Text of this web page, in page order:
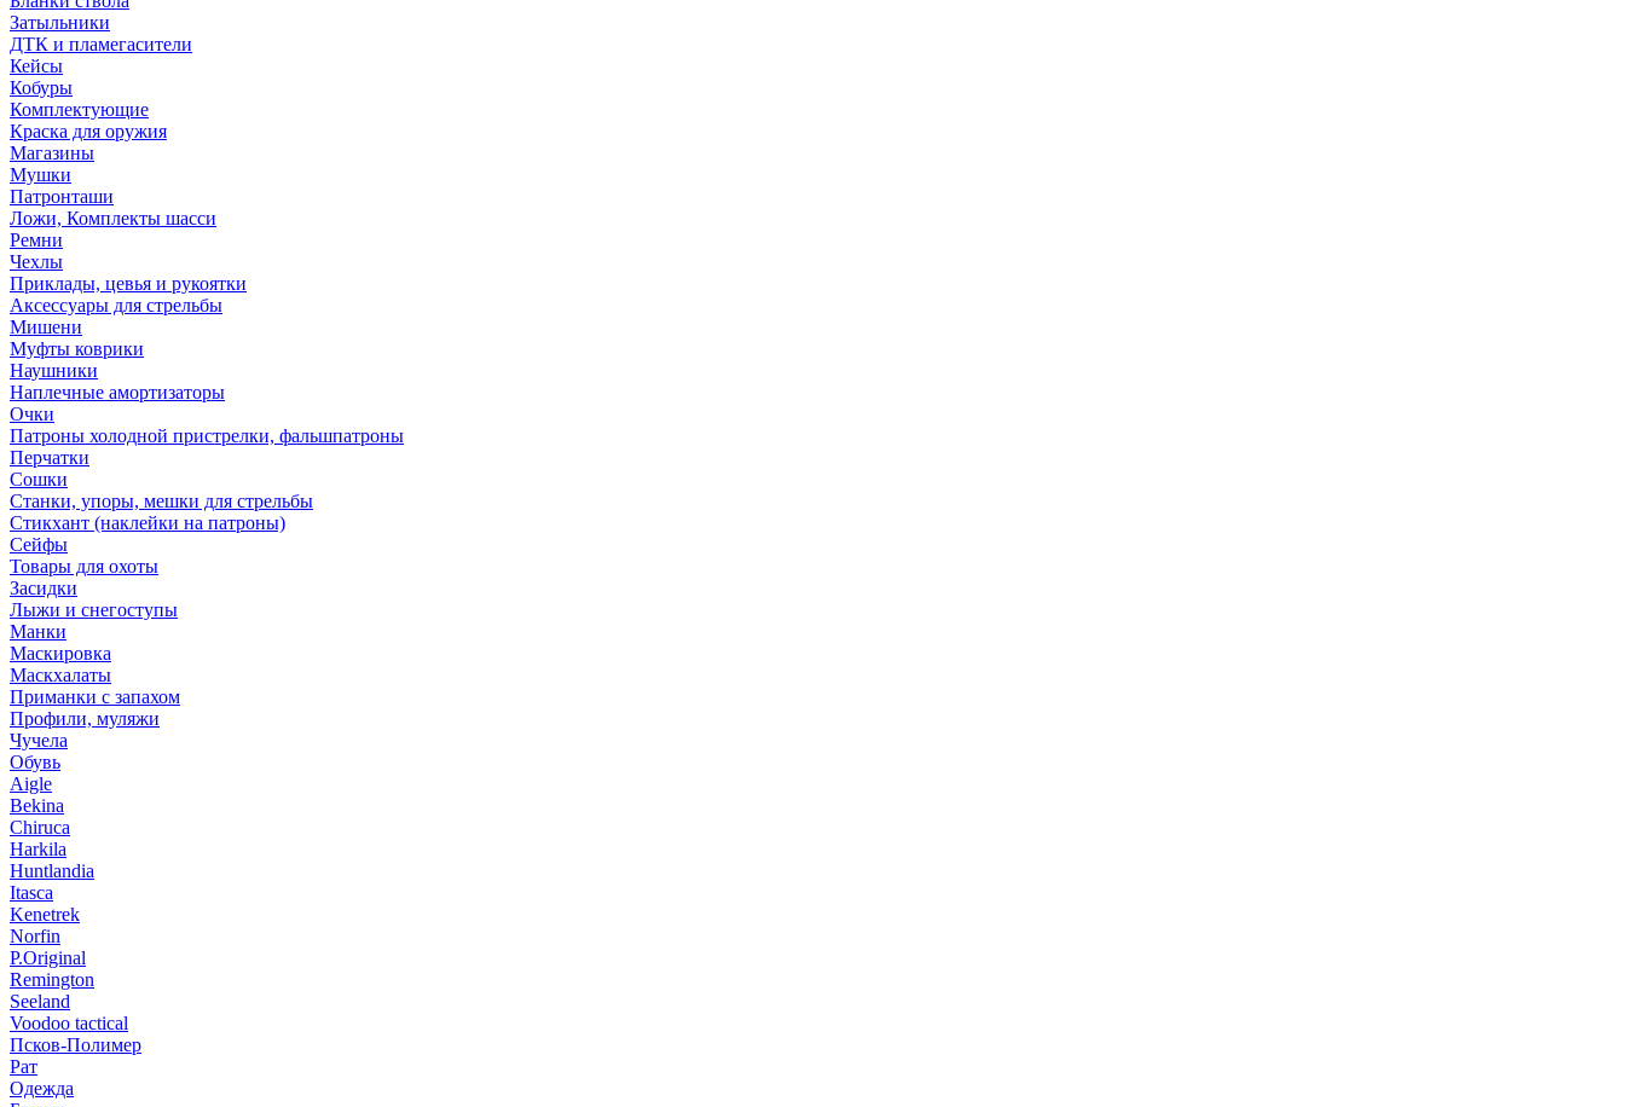
Затыльники
ДТК и пламегасители
Кейсы
Кобуры
Комплектующие
Краска для оружия
Магазины
Мушки
Патронташи
Ложи, Комплекты шасси
Ремни
Чехлы
Приклады, цевья и рукоятки
Аксессуары для стрельбы
Мишени
Муфты коврики
Наушники
Наплечные амортизаторы
Очки
Патроны холодной пристрелки, фальшпатроны
Перчатки
Сошки
Станки, упоры, мешки для стрельбы
Стикхант (наклейки на патроны)
Сейфы
Товары для охоты
Засидки
Лыжи и снегоступы
Манки
Маскировка
Маскхалаты
Приманки с запахом
Профили, муляжи
Чучела
Обувь
Aigle
Bekina
Chiruсa
Harkila
Huntlandia
Itasca
Kenetrek
Norfin
P.Original
Remington
Seeland
Voodoo tactical
Псков-Полимер
Рат
Одежда